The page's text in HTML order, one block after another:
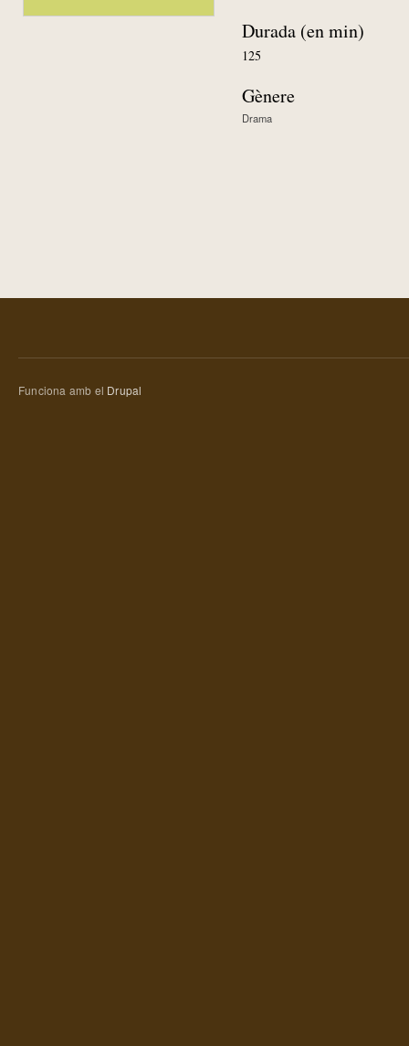
Durada (en min)
125
Gènere
Drama
Funciona amb el Drupal